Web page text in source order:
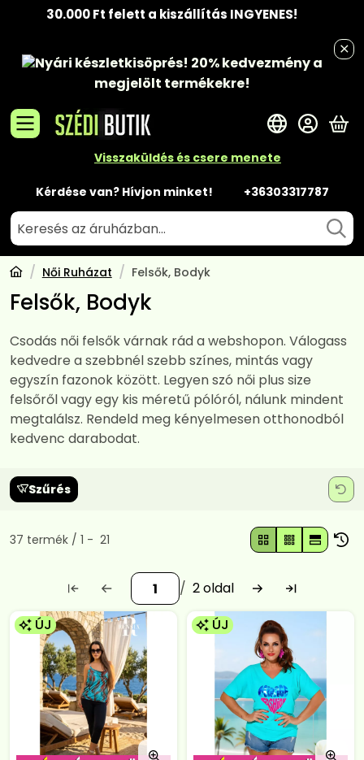
30.000 Ft felett a kiszállítás INGYENES!
Nyári készletkisöprés! 20% kedvezménya
megjelölt termékekre!
Visszaküldés és csere menete
Kérdése van? Hívjon minket! +36303317787
A
Női Ruházat Felsők, Bodyk
Felsők, Bodyk
Csodás női felsők várnak rád a webshopon. Válogass
kedvedre a szebbnél szebb színes, mintás vagy
egyszín fazonok között. Legyen szó női plus size
felsőről vagy egy kis méretű pólóról, nálunk mindent
megtalálsz. Rendeld meg kényelmesen otthonodból
kedvenc darabodat.
Szűrés
Összes termék a kategóriában
37 termék 1 21
2
ÚJ
ÚJ